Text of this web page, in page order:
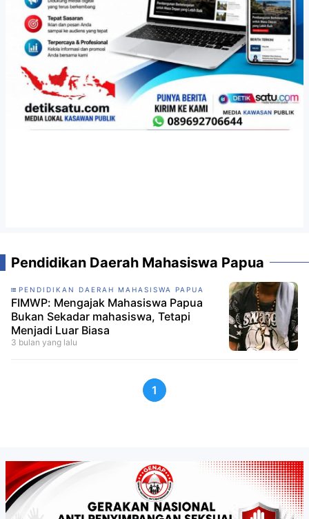
Pendidikan Daerah Mahasiswa Papua
PENDIDIKAN DAERAH MAHASISWA PAPUA
FIMWP: Mengajak Mahasiswa Papua
Bukan Sekadar mahasiswa, Tetapi
Menjadi Luar Biasa
3 bulan yang lalu
1